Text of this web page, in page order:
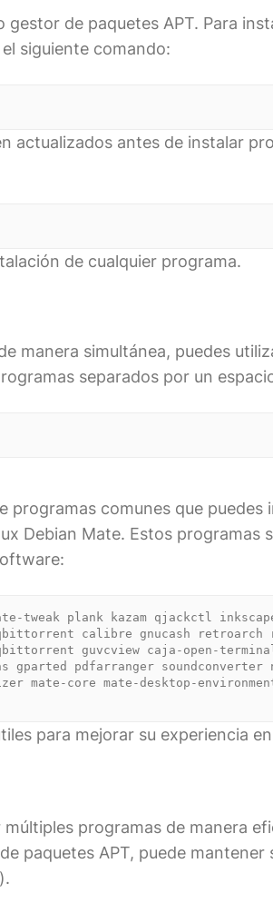
de paquetes APT. Para
siguiente comando:
actualizados antes de instalar
de cualquier programa.
manera simultánea, puedes
separados por un
comunes que puedes
Debian Mate. Estos programas
tweak plank kazam qjackctl
calibre gnucash retroarch
guvcview caja-open-
pdfarranger soundconverter
mate-core mate-desktop-
para mejorar su experiencia
programas de manera
paquetes APT, puede mantener